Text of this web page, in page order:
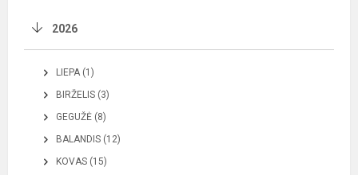
2026
LIEPA (1)
BIRŽELIS (3)
GEGUŽĖ (8)
BALANDIS (12)
KOVAS (15)